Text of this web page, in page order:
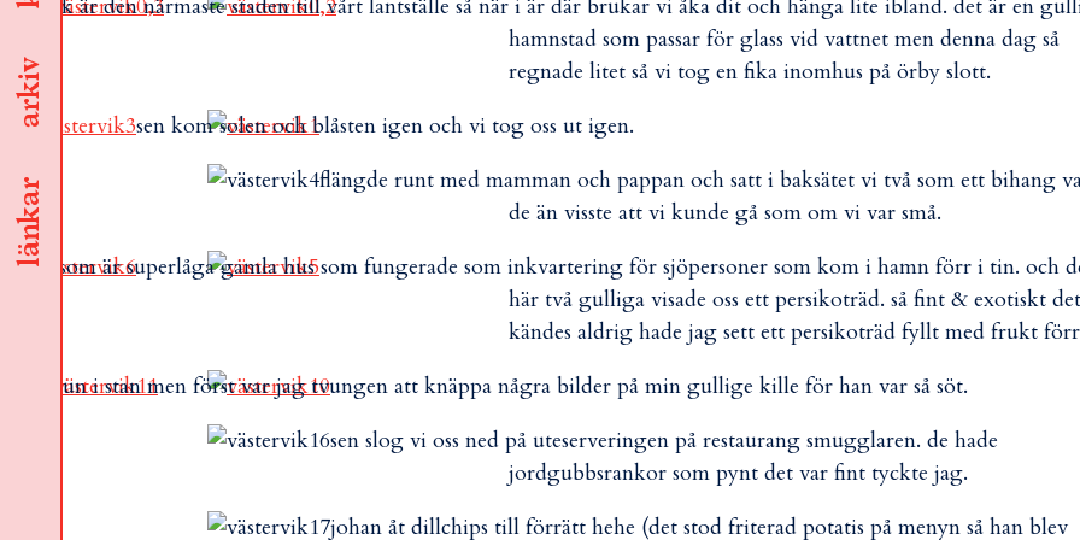
länkar
arkiv
är den närmaste staden till vårt lantställe så när i är där brukar vi åka dit och hänga lite ibland. det är en
hamnstad som passar för glass vid vattnet men denna dag så
regnade litet så vi tog en fika inomhus på örby slott.
sen kom solen och blåsten igen och vi tog oss ut igen.
flängde runt med mamman och pappan och satt i baksätet vi två som ett bihang
de än visste att vi kunde gå som om vi var små.
som är superlåga gamla hus som fungerade som inkvartering för sjöpersoner som kom i hamn förr i tin. och
här två gulliga visade oss ett persikoträd. så fint & exotiskt det
kändes aldrig hade jag sett ett persikoträd fyllt med frukt
restun i stan men först var jag tvungen att knäppa några bilder på min gullige kille för han var så söt.
sen slog vi oss ned på uteserveringen på restaurang smugglaren. de hade
jordgubbsrankor som pynt det var fint tyckte jag.
johan åt dillchips till förrätt hehe (det stod friterad potatis på menyn så han blev